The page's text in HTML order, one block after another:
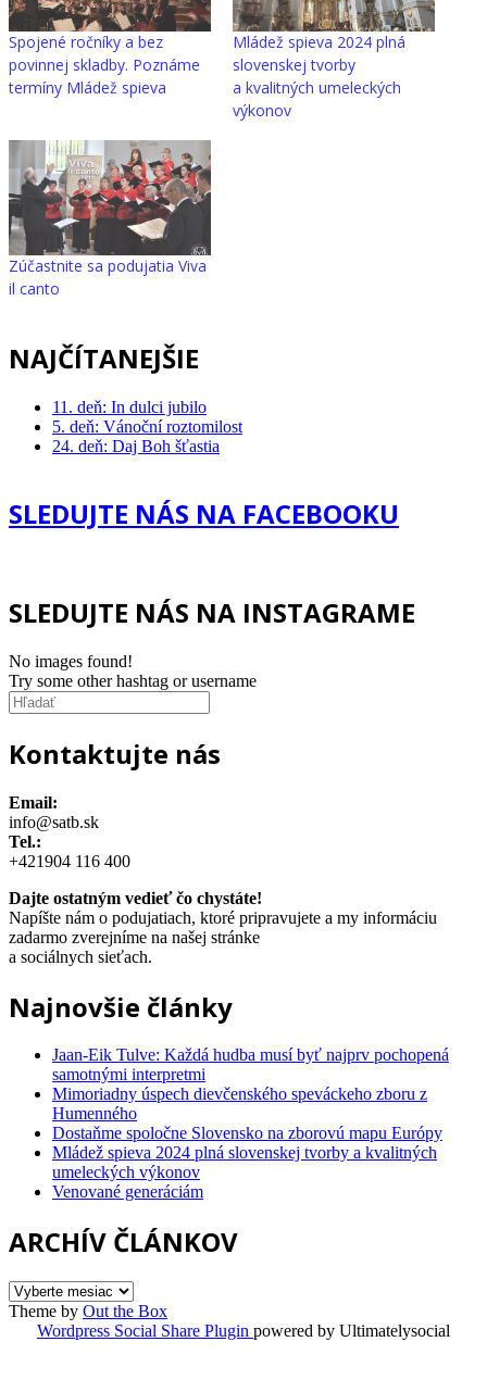
Spojené ročníky a bez
povinnej skladby. Poznáme
termíny Mládež spieva
Mládež spieva 2024 plná
slovenskej tvorby
a kvalitných umeleckých
výkonov
Zúčastnite sa podujatia Viva
il canto
NAJČÍTANEJŠIE
11. deň: In dulci jubilo
5. deň: Vánoční roztomilost
24. deň: Daj Boh šťastia
SLEDUJTE NÁS NA FACEBOOKU
SLEDUJTE NÁS NA INSTAGRAME
No images found!
Try some other hashtag or username
Kontaktujte nás
Email:
info@satb.sk
Tel.:
+421904 116 400
Dajte ostatným vedieť čo chystáte!
Napíšte nám o podujatiach, ktoré pripravujete a my informáciu
zadarmo zverejníme na našej stránke
a sociálnych sieťach.
Najnovšie články
Jaan-Eik Tulve: Každá hudba musí byť najprv pochopená
samotnými interpretmi
Mimoriadny úspech dievčenského speváckeho zboru z
Humenného
Dostaňme spoločne Slovensko na zborovú mapu Európy
Mládež spieva 2024 plná slovenskej tvorby a kvalitných
umeleckých výkonov
Venované generáciám
ARCHÍV ČLÁNKOV
ARCHÍV
ČLÁNKOV
Theme by Out the Box
Wordpress Social Share Plugin powered by Ultimatelysocial